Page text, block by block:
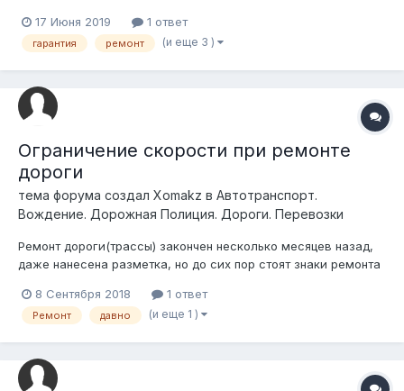
объекта и при выполнении капитального ремонта. Смотрю
разные договора - где-то 12 месяцев, где-то 24. На монтаж
17 Июня 2019 1 ответ
гарантия ремонт (и еще 3 )
Ограничение скорости при ремонте
дороги
тема форума создал Xomakz в Автотранспорт.
Вождение. Дорожная Полиция. Дороги. Перевозки
Ремонт дороги(трассы) закончен несколько месяцев назад,
даже нанесена разметка, но до сих пор стоят знаки ремонта
ограничение 80 км/ч. Гаишники постоянно ездят и штрафуют
за нарушение скоростного режима. Обоснованно ли стоят
8 Сентября 2018 1 ответ
Ремонт давно (и еще 1 )